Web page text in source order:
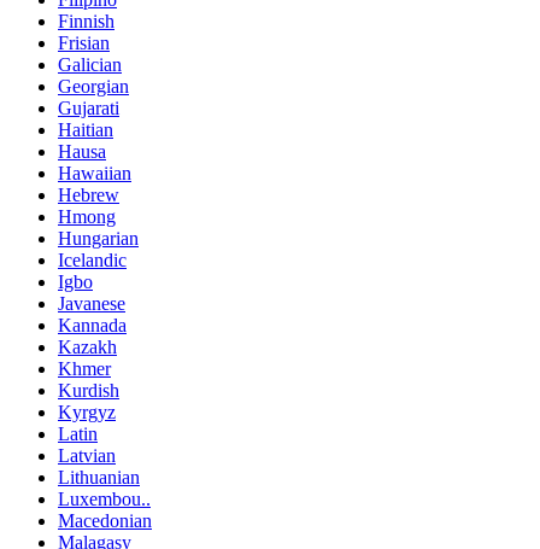
Finnish
Frisian
Galician
Georgian
Gujarati
Haitian
Hausa
Hawaiian
Hebrew
Hmong
Hungarian
Icelandic
Igbo
Javanese
Kannada
Kazakh
Khmer
Kurdish
Kyrgyz
Latin
Latvian
Lithuanian
Luxembou..
Macedonian
Malagasy